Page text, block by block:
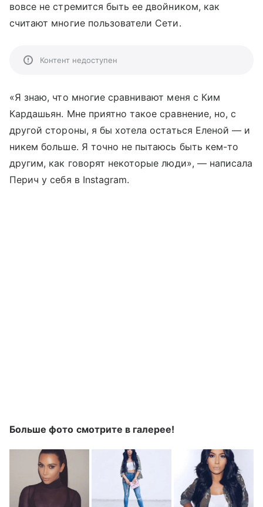
вовсе не стремится быть ее двойником, как
считают многие пользователи Сети.
Контент недоступен
«Я знаю, что многие сравнивают меня с Ким
Кардашьян. Мне приятно такое сравнение, но, с
другой стороны, я бы хотела остаться Еленой — и
никем больше. Я точно не пытаюсь быть кем-то
другим, как говорят некоторые люди», — написала
Перич у себя в Instagram.
Больше фото смотрите в галерее!